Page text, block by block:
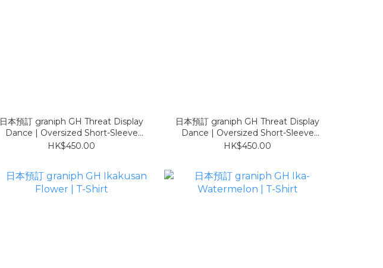
日本預訂 graniph GH Threat Display
Dance | Oversized Short-Sleeve
Hoodie 灰
HK$450.00
日本預訂 graniph GH Threat Display
Dance | Oversized Short-Sleeve
Hoodie 白
HK$450.00